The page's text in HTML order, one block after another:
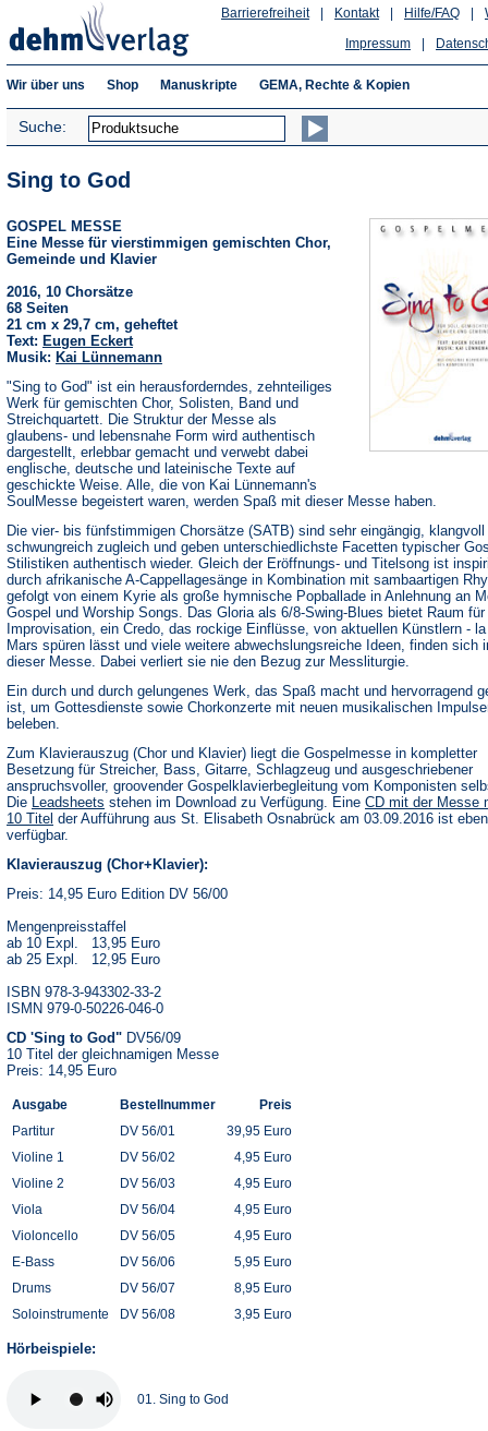
Hilfe/FAQ
Kontakt
Barrierefreiheit
Impressum
Wir über uns Shop Manuskripte GEMA, Rechte & Kopien
Suche:
Sing to God
GOSPEL MESSE
Eine Messe für vierstimmigen gemischten Chor,
Gemeinde und Klavier
2016, 10 Chorsätze
68 Seiten
21 cm x 29,7 cm, geheftet
Text: Eugen Eckert
Musik: Kai Lünnemann
"Sing to God" ist ein herausforderndes, zehnteiliges
Werk für gemischten Chor, Solisten, Band und
Streichquartett. Die Struktur der Messe als
glaubens- und lebensnahe Form wird authentisch
dargestellt, erlebbar gemacht und verwebt dabei
englische, deutsche und lateinische Texte auf
geschickte Weise. Alle, die von Kai Lünnemann's
SoulMesse begeistert waren, werden Spaß mit dieser Messe haben.
Die vier- bis fünfstimmigen Chorsätze (SATB) sind sehr eingängig, klangvoll
schwungreich zugleich und geben unterschiedlichste Facetten typischer
Stilistiken authentisch wieder. Gleich der Eröffnungs- und Titelsong ist
durch afrikanische A-Cappellagesänge in Kombination mit sambaartigen
gefolgt von einem Kyrie als große hymnische Popballade in Anlehnung an
Gospel und Worship Songs. Das Gloria als 6/8-Swing-Blues bietet Raum für
Improvisation, ein Credo, das rockige Einflüsse, von aktuellen Künstlern -
Mars spüren lässt und viele weitere abwechslungsreiche Ideen, finden sich
dieser Messe. Dabei verliert sie nie den Bezug zur Messliturgie.
Ein durch und durch gelungenes Werk, das Spaß macht und hervorragend
ist, um Gottesdienste sowie Chorkonzerte mit neuen musikalischen
beleben.
Zum Klavierauszug (Chor und Klavier) liegt die Gospelmesse in kompletter
Besetzung für Streicher, Bass, Gitarre, Schlagzeug und ausgeschriebener
anspruchsvoller, groovender Gospelklavierbegleitung vom Komponisten
Die Leadsheets (Öffnet
in
Tab)
stehen im Download zu Verfügung. Eine CD mit der Messe
10 Titel der Aufführung aus St. Elisabeth Osnabrück am 03.09.2016 ist
verfügbar.
Klavierauszug (Chor+Klavier):
Preis: 14,95 Euro Edition DV 56/00
Mengenpreisstaffel
ab 10 Expl. 13,95 Euro
ab 25 Expl. 12,95 Euro
ISBN 978-3-943302-33-2
ISMN 979-0-50226-046-0
CD 'Sing to God" DV56/09
10 Titel der gleichnamigen Messe
Preis: 14,95 Euro
Ausgabe Bestellnummer
Preis
Partitur
DV 56/01
39,95 Euro
Violine 1
DV 56/02
4,95 Euro
Violine 2
DV 56/03
4,95 Euro
Viola
DV 56/04
4,95 Euro
Violoncello
DV 56/05
4,95 Euro
E-Bass
DV 56/06
5,95 Euro
Drums
DV 56/07
8,95 Euro
Soloinstrumente
DV 56/08 3,95 Euro
Hörbeispiele:
01. Sing to God